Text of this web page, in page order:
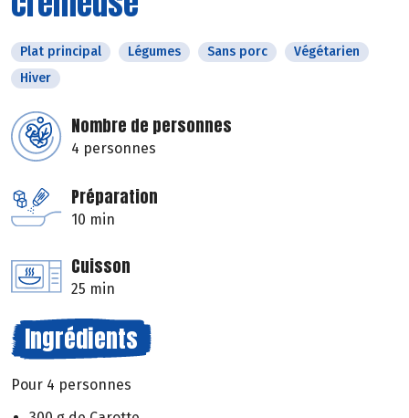
Plat principal Légumes Sans porc
Végétarien
Hiver
Nombre de personnes
4 personnes
Préparation
10 min
Cuisson
25 min
Ingrédients
Pour 4 personnes